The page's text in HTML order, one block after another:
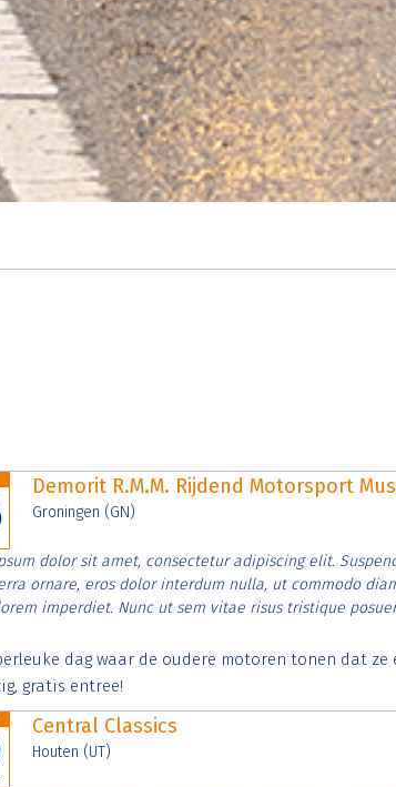
Demorit R.M.M. Rijdend Motorsport
Groningen (GN)
dolor sit amet, consectetur adipiscing elit.
ornare, eros dolor interdum nulla, ut commodo
imperdiet. Nunc ut sem vitae risus tristique
dag waar de oudere motoren tonen dat
gratis entree!
Central Classics
Houten (UT)